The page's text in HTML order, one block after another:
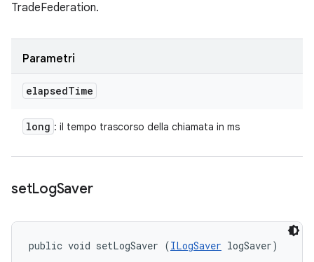
TradeFederation.
Parametri
elapsedTime
long : il tempo trascorso della chiamata in ms
setLogSaver
public void setLogSaver (ILogSaver logSaver)